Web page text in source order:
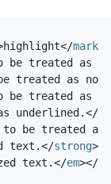
highlight</mark
treated as
treated as no
treated as
underlined.</
be treated
text.</strong></
text.</em></